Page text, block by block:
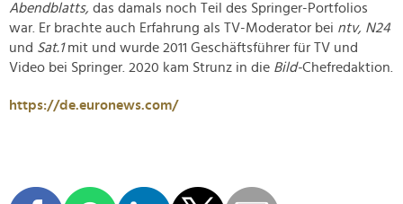
Abendblatts, das damals noch Teil des Springer-Portfolios
war. Er brachte auch Erfahrung als TV-Moderator bei ntv, N24
und Sat.1mit und wurde 2011 Geschäftsführer für TV und
Video bei Springer. 2020 kam Strunz in die Bild-Chefredaktion.
https://de.euronews.com/